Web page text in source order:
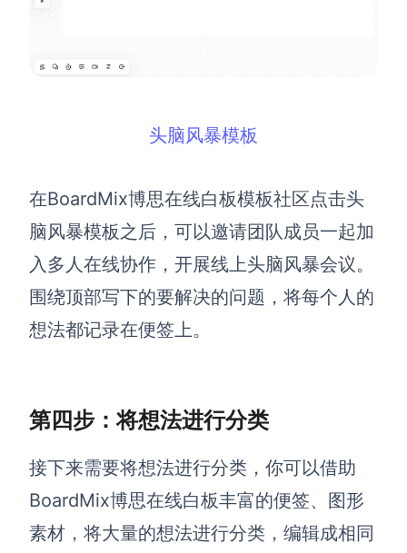
企业版申请试用
满足企业级团队协作和管理需求
知识分享社区
探索创意灵感与高效协作技巧
定价
头脑风暴模板
在BoardMix博思在线白板模板社区点击头
脑风暴模板之后，可以邀请团队成员一起加
入多人在线协作，开展线上头脑风暴会议。
围绕顶部写下的要解决的问题，将每个人的
想法都记录在便签上。
第四步：将想法进行分类
接下来需要将想法进行分类，你可以借助
BoardMix博思在线白板丰富的便签、图形
素材，将大量的想法进行分类，编辑成相同